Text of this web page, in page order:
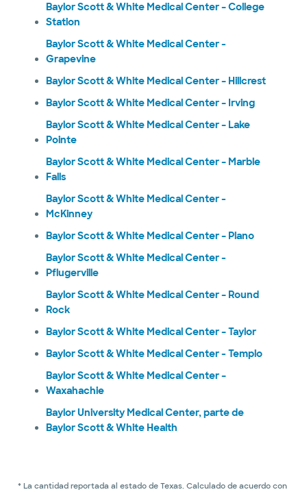
Baylor Scott & White Medical Center – College
Station
Baylor Scott & White Medical Center -
Grapevine
Baylor Scott & White Medical Center – Hillcrest
Baylor Scott & White Medical Center – Irving
Baylor Scott & White Medical Center – Lake
Pointe
Baylor Scott & White Medical Center – Marble
Falls
Baylor Scott & White Medical Center -
McKinney
Baylor Scott & White Medical Center – Plano
Baylor Scott & White Medical Center -
Pflugerville
Baylor Scott & White Medical Center – Round
Rock
Baylor Scott & White Medical Center – Taylor
Baylor Scott & White Medical Center - Templo
Baylor Scott & White Medical Center –
Waxahachie
Baylor University Medical Center, parte de
Baylor Scott & White Health
* La cantidad reportada al estado de Texas. Calculado de acuerdo con